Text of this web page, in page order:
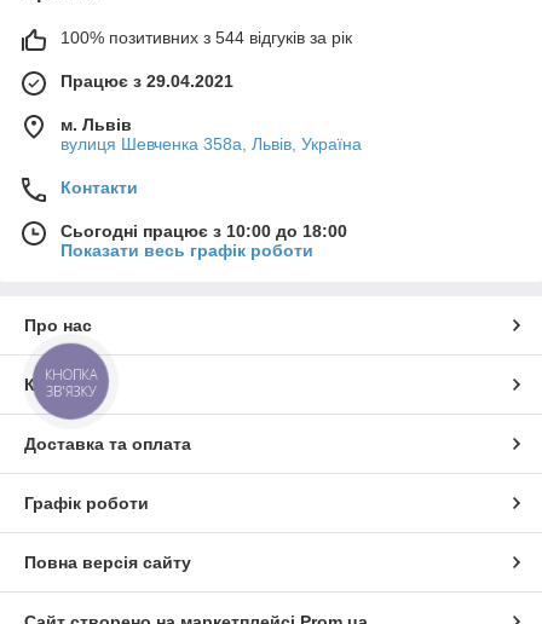
100% позитивних з 544 відгуків за рік
Працює з 29.04.2021
м. Львів
вулиця Шевченка 358а, Львів, Україна
Контакти
Сьогодні працює з 10:00 до 18:00
Показати весь графік роботи
Про нас
Контакти
Доставка та оплата
Графік роботи
Повна версія сайту
КНОПКА
ЗВ'ЯЗКУ